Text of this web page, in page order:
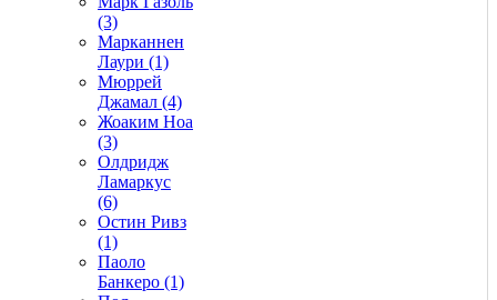
(3)
Марканнен
Лаури (1)
Мюррей
Джамал (4)
Жоаким Ноа
(3)
Олдридж
Ламаркус
(6)
Остин Ривз
(1)
Паоло
Банкеро (1)